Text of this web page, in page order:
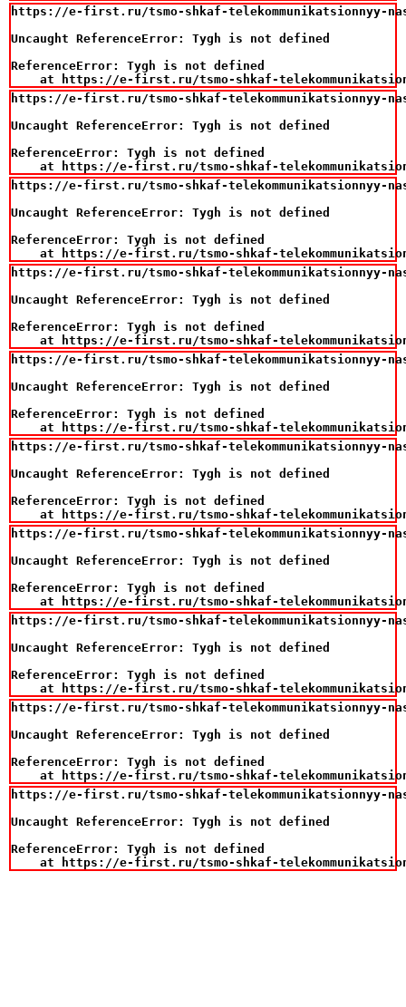
https://e-first.ru/tsmo-shkaf-telekommunikatsionnyy-
Uncaught ReferenceError: Tygh is not defined
ReferenceError: Tygh is not defined
at https://e-first.ru/tsmo-shkaf-
https://e-first.ru/tsmo-shkaf-telekommunikatsionnyy-
Uncaught ReferenceError: Tygh is not defined
ReferenceError: Tygh is not defined
at https://e-first.ru/tsmo-shkaf-
https://e-first.ru/tsmo-shkaf-telekommunikatsionnyy-
Uncaught ReferenceError: Tygh is not defined
ReferenceError: Tygh is not defined
at https://e-first.ru/tsmo-shkaf-
https://e-first.ru/tsmo-shkaf-telekommunikatsionnyy-
Uncaught ReferenceError: Tygh is not defined
ReferenceError: Tygh is not defined
at https://e-first.ru/tsmo-shkaf-
https://e-first.ru/tsmo-shkaf-telekommunikatsionnyy-
Uncaught ReferenceError: Tygh is not defined
ReferenceError: Tygh is not defined
at https://e-first.ru/tsmo-shkaf-
https://e-first.ru/tsmo-shkaf-telekommunikatsionnyy-
Uncaught ReferenceError: Tygh is not defined
ReferenceError: Tygh is not defined
at https://e-first.ru/tsmo-shkaf-
https://e-first.ru/tsmo-shkaf-telekommunikatsionnyy-
Uncaught ReferenceError: Tygh is not defined
ReferenceError: Tygh is not defined
at https://e-first.ru/tsmo-shkaf-
https://e-first.ru/tsmo-shkaf-telekommunikatsionnyy-
Uncaught ReferenceError: Tygh is not defined
ReferenceError: Tygh is not defined
at https://e-first.ru/tsmo-shkaf-
https://e-first.ru/tsmo-shkaf-telekommunikatsionnyy-
Uncaught ReferenceError: Tygh is not defined
ReferenceError: Tygh is not defined
at https://e-first.ru/tsmo-shkaf-
https://e-first.ru/tsmo-shkaf-telekommunikatsionnyy-
Uncaught ReferenceError: Tygh is not defined
ReferenceError: Tygh is not defined
at https://e-first.ru/tsmo-shkaf-